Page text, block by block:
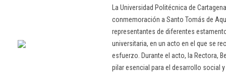
La Universidad Politécnica de
conmemoración a Santo Tomás de
representantes de diferentes
universitaria, en un acto en el que se
esfuerzo. Durante el acto, la Rectora,
pilar esencial para el desarrollo social